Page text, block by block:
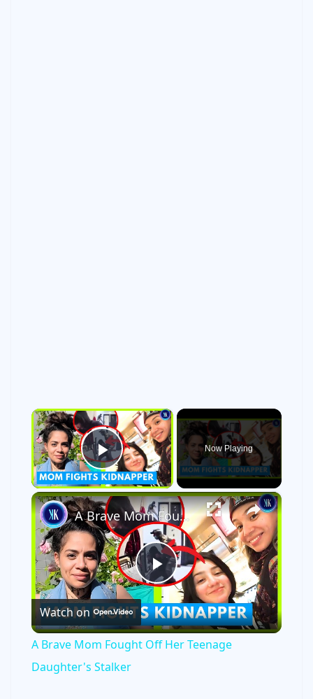
×
Play Video
Now Playing
×
P
l
A Brave Mom Fought Off Her Teenage Daughter's Stalker
Watch on
A Brave Mom Fought Off Her Teenage
Daughter's Stalker